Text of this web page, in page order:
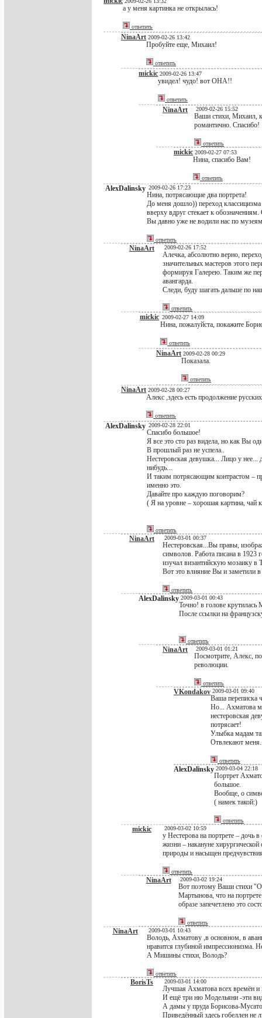
а у меня картинка не открылась!
ответить
NinaArt 2009-02-26 13:42
Пробуйте еще, Михаил!
ответить
mickic 2009-02-26 13:47
увидел! чудо! вот ОНА!!
ответить
NinaArt 2009-02-26 15:52
Ваши стихи, Михаил,
романтично. Спасибо!
ответить
mickic 2009-02-27 07:53
Нина, спасибо Вам!
ответить
AlexDalinsky 2009-02-26 17:23
Нина, потрясающие два портрета!
До меня дошло)) переход классицизма
вверху вдруг стекает к
Вы давно уже не водили нас по
ответить
NinaArt 2009-02-26 17:52
Алечка, абсолютно верно,
значительных мастеров этого
формируя Галерею. Таким же
авангарда.
Следи, буду шагать дальше по
ответить
mickic 2009-02-27 14:09
Нина, пожалуйста, покажите
ответить
NinaArt 2009-02-28 00:29
Показала.
ответить
NinaArt 2009-02-28 00:27
Алекс ,здесь есть продолжение
ответить
AlexDalinsky 2009-02-28 22:01
Спасибо большое!
Я все это сто раз видела, но как Вы
В прошлый раз не успела..
Нестеровская девушка... Лицо у нее...
нибудь...
И таким потрясающим контрастом –
именно это.
Давайте про каждую поговорим?
( Я на уровне – хорошая картина, чай
ответить
NinaArt 2009-03-01 00:37
Нестеровская...Вы правы,
символов. Работа писана в 1923
изучал византийскую мозаику
Вот это влияние Вы и заметили
ответить
AlexDalinsky 2009-03-01 00:43
Точно! в голове крутилась
После ссылки на
ответить
NinaArt 2009-03-01 01:21
Посмотрите, Алекс,
революции.
ответить
VKondakov 2009-03-01 09:40
Ваша переписка
Но... Ахматова
нестеровская
потрясает!
Улыбка мадам
Отвлекают
ответить
AlexDalinsky 2009-03-04 22:18
Портрет
большое.
Вообще, о
( намек такой:)
ответить
mickic 2009-03-02 10:59
у Нестерова на портрете – дочь
жизни – накануне
природы и насыщен
ответить
NinaArt 2009-03-02 19:24
Вот поэтому Ваши стихи
Мартынова, что на
образе запечетлено это
ответить
NinaArt 2009-03-01 10:43
Володь, Ахматову ,в основном, в
нравится глубиной импрессионизма.
А Мишины стихи, Володь?
ответить
BorisTs 2009-03-01 14:00
Лучшая Ахматова всех времён и
И ещё три ню Модельяни -эти
А дамы у пруда Борисова-
Приведённый здесь гобеллен не